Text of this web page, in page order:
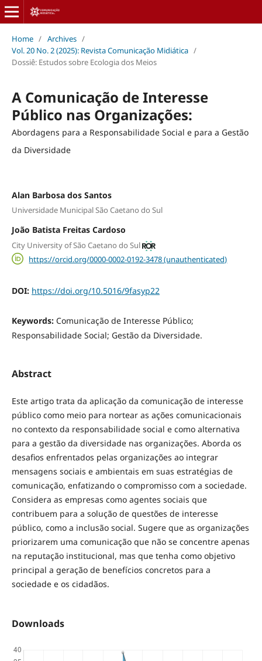
Home / Archives /
Vol. 20 No. 2 (2025): Revista Comunicação Midiática /
Dossiê: Estudos sobre Ecologia dos Meios
A Comunicação de Interesse
Público nas Organizações:
Abordagens para a Responsabilidade Social e para a Gestão
da Diversidade
Alan Barbosa dos Santos
Universidade Municipal São Caetano do Sul
João Batista Freitas Cardoso
City University of São Caetano do Sul
https://orcid.org/0000-0002-0192-3478 (unauthenticated)
DOI: https://doi.org/10.5016/9fasyp22
Keywords: Comunicação de Interesse Público;
Responsabilidade Social; Gestão da Diversidade.
Abstract
Este artigo trata da aplicação da comunicação de interesse
público como meio para nortear as ações comunicacionais
no contexto da responsabilidade social e como alternativa
para a gestão da diversidade nas organizações. Aborda os
desafios enfrentados pelas organizações ao integrar
mensagens sociais e ambientais em suas estratégias de
comunicação, enfatizando o compromisso com a sociedade.
Considera as empresas como agentes sociais que
contribuem para a solução de questões de interesse
público, como a inclusão social. Sugere que as organizações
priorizarem uma comunicação que não se concentre apenas
na reputação institucional, mas que tenha como objetivo
principal a geração de benefícios concretos para a
sociedade e os cidadãos.
Downloads